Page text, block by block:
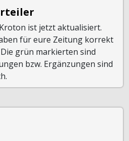
ist jetzt aktualisiert.
für eure Zeitung korrekt
grün markierten sind
bzw. Ergänzungen sind